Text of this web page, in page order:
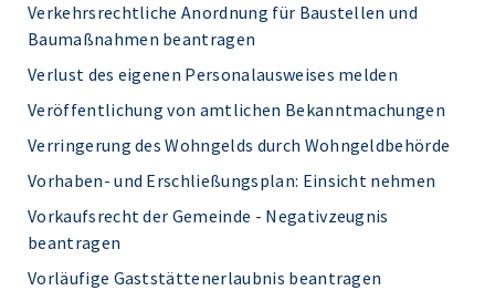
Verkehrsrechtliche Anordnung für Baustellen und
Baumaßnahmen beantragen
Verlust des eigenen Personalausweises melden
Veröffentlichung von amtlichen Bekanntmachungen
Verringerung des Wohngelds durch Wohngeldbehörde
Vorhaben- und Erschließungsplan: Einsicht nehmen
Vorkaufsrecht der Gemeinde - Negativzeugnis
beantragen
Vorläufige Gaststättenerlaubnis beantragen